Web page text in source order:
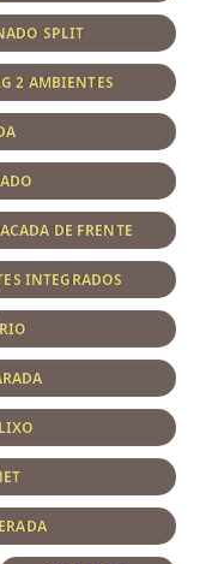
SPLIT
2 AMBIENTES
DE FRENTE
INTEGRADOS